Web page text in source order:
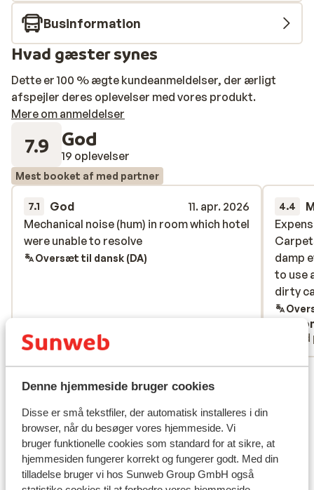
Denne hjemmeside bruger cookies
Disse er små tekstfiler, der automatisk installeres i din
browser, når du besøger vores hjemmeside. Vi
bruger funktionelle cookies som standard for at sikre, at
hjemmesiden fungerer korrekt og fungerer godt. Med din
tilladelse bruger vi hos Sunweb Group GmbH også
Businformation
Hvad gæster synes
Dette er 100 % ægte kundeanmeldelser, der ærligt
afspejler deres oplevelser med vores produkt.
Mere om anmeldelser
7.9 God
19 oplevelser
Mest booket af med partner
7.1 God
11. apr. 2026
Mechanical noise (hum) in room which hotel
were unable to resolve
Mechanical noise (hum) in room which hotel
were unable to resolve
Oversæt til dansk (DA)
Med partner
4.4
damp
to use
dirty
damp
to use
dirty
Lokation
Se på kort